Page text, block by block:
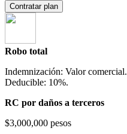
Contratar plan
Robo total
Indemnización: Valor comercial.
Deducible: 10%.
RC por daños a terceros
$3,000,000 pesos